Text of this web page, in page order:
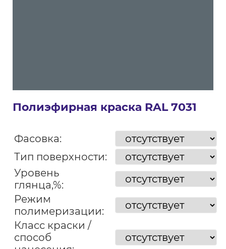
Полиэфирная краска RAL 7031
Фасовка:
Тип поверхности:
Уровень
глянца,%:
Режим
полимеризации:
Класс краски /
способ